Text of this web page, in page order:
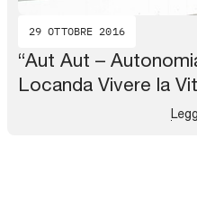
29 OTTOBRE 2016
“Aut Aut –
Locanda Vivere la